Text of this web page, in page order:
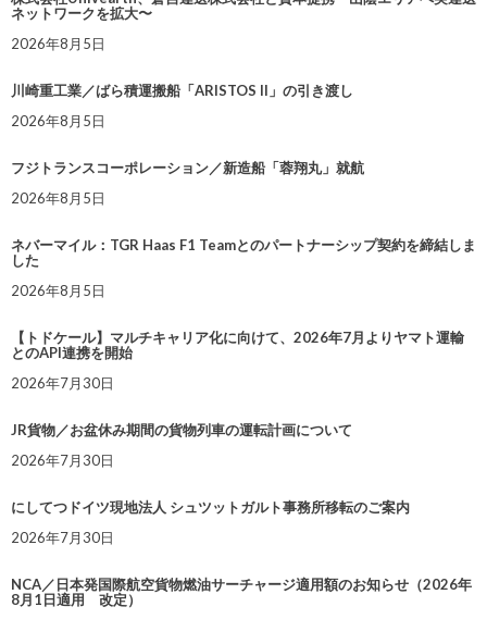
ネットワークを拡大〜
2026年8月5日
川崎重工業／ばら積運搬船「ARISTOS II」の引き渡し
2026年8月5日
フジトランスコーポレーション／新造船「蓉翔丸」就航
2026年8月5日
ネバーマイル：TGR Haas F1 Teamとのパートナーシップ契約を締結しま
した
2026年8月5日
【トドケール】マルチキャリア化に向けて、2026年7月よりヤマト運輸
とのAPI連携を開始
2026年7月30日
JR貨物／お盆休み期間の貨物列車の運転計画について
2026年7月30日
にしてつドイツ現地法人 シュツットガルト事務所移転のご案内
2026年7月30日
NCA／日本発国際航空貨物燃油サーチャージ適用額のお知らせ（2026年
8月1日適用 改定）